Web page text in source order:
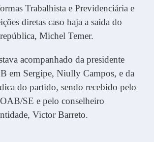
Trabalhista e Previdenciária e
diretas caso haja a saída do
Michel Temer.
acompanhado da presidente
em Sergipe, Niully Campos, e da
do partido, sendo recebido pelo
SE e pelo conselheiro
Victor Barreto.